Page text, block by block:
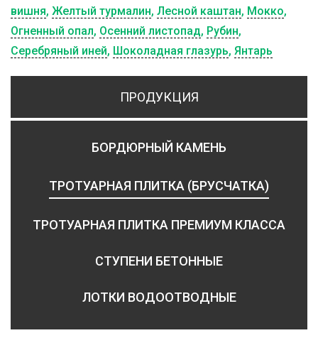
ПРОДУКЦИЯ
БОРДЮРНЫЙ КАМЕНЬ
ТРОТУАРНАЯ ПЛИТКА (БРУСЧАТКА)
ТРОТУАРНАЯ ПЛИТКА ПРЕМИУМ КЛАССА
СТУПЕНИ БЕТОННЫЕ
ЛОТКИ ВОДООТВОДНЫЕ
вишня, Желтый турмалин, Лесной каштан, Мокко,
Огненный опал, Осенний листопад, Рубин,
Серебряный иней, Шоколадная глазурь, Янтарь